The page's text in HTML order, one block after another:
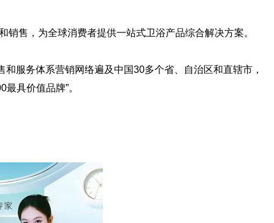
售，为全球消费者提供一站式卫浴产品综合解决方案。
服务体系营销网络遍及中国30多个省、自治区和直辖市，
具价值品牌”。